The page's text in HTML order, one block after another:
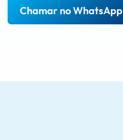
Chamar no WhatsApp